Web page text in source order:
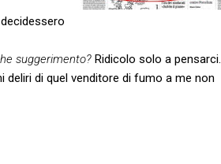
suggerimento? Ridicolo solo a pensarci.
deliri di quel venditore di fumo a me non